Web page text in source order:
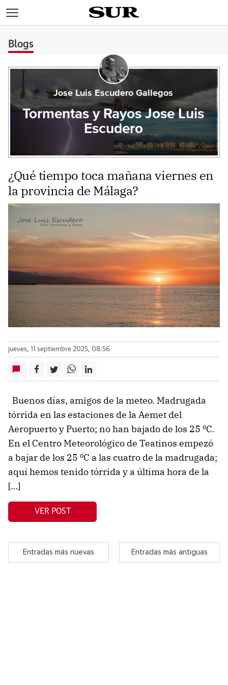
Blogs
Jose Luis Escudero Gallegos
Tormentas y Rayos Jose Luis
Escudero
¿Qué tiempo toca mañana viernes en
la provincia de Málaga?
jueves, 11 septiembre 2025, 08:56
Buenos días, amigos de la meteo. Madrugada
tórrida en las estaciones de la Aemet del
Aeropuerto y Puerto; no han bajado de los 25 ºC.
En el Centro Meteorológico de Teatinos empezó
a bajar de los 25 ºC a las cuatro de la madrugada;
aquí hemos tenido tórrida y a última hora de la
[…]
VER POST
Entradas más nuevas Entradas más antiguas